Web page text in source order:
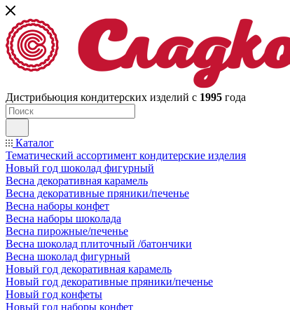
Дистрибьюция кондитерских изделий с 1995 года
Каталог
Тематический ассортимент кондитерские изделия
Новый год шоколад фигурный
Весна декоративная карамель
Весна декоративные пряники/печенье
Весна наборы конфет
Весна наборы шоколада
Весна пирожные/печенье
Весна шоколад плиточный /батончики
Весна шоколад фигурный
Новый год декоративная карамель
Новый год декоративные пряники/печенье
Новый год конфеты
Новый год наборы конфет